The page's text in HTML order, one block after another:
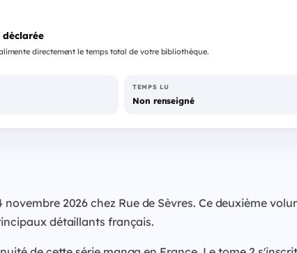
déclarée
directement le temps total de votre bibliothèque.
TEMPS LU
Non renseigné
2026 chez Rue de Sèvres. Ce deuxième
détaillants français.